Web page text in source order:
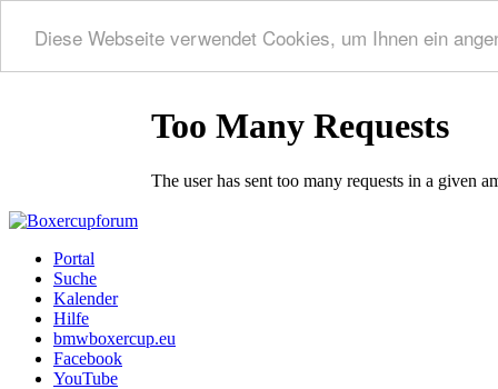
Diese Webseite verwendet Cookies, um Ihnen ein
Portal
Suche
Kalender
Hilfe
bmwboxercup.eu
Facebook
YouTube